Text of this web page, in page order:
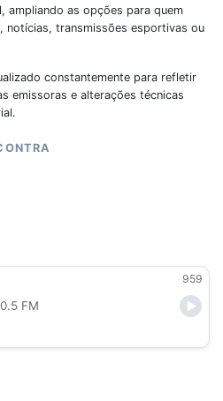
, ampliando as opções para quem
notícias, transmissões esportivas ou
constantemente para refletir
emissoras e alterações técnicas
959
FM